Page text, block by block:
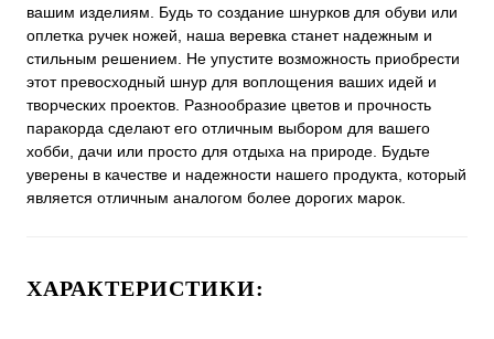
вашим изделиям. Будь то создание шнурков для обуви или
оплетка ручек ножей, наша веревка станет надежным и
стильным решением. Не упустите возможность приобрести
этот превосходный шнур для воплощения ваших идей и
творческих проектов. Разнообразие цветов и прочность
паракорда сделают его отличным выбором для вашего
хобби, дачи или просто для отдыха на природе. Будьте
уверены в качестве и надежности нашего продукта, который
является отличным аналогом более дорогих марок.
ХАРАКТЕРИСТИКИ: